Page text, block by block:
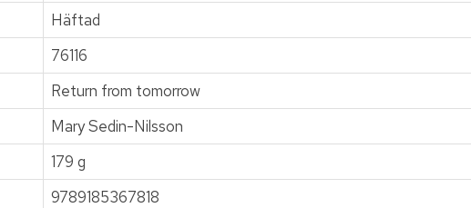
Häftad
76116
Return from tomorrow
Mary Sedin-Nilsson
179 g
9789185367818